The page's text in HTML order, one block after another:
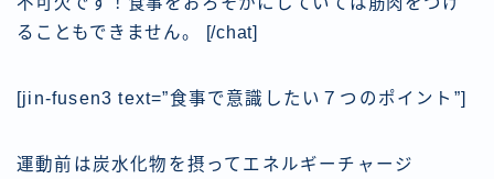
ることもできません。
[/chat]
[jin-fusen3 text=”食事で意識したい７つのポイント”]
運動前は炭水化物を摂ってエネルギーチャージ